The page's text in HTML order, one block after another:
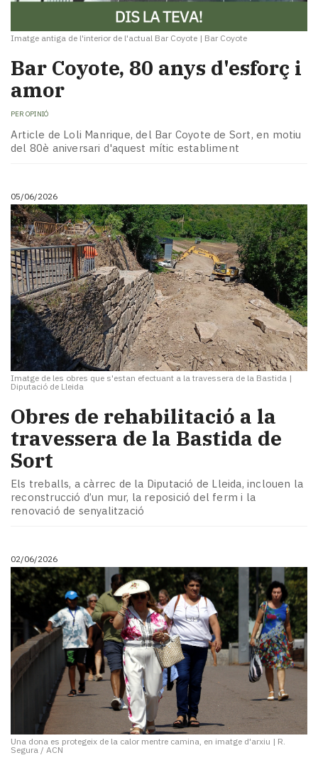
Imatge antiga de l'interior de l'actual Bar Coyote | Bar Coyote
Bar Coyote, 80 anys d'esforç i
amor
PER OPINIÓ
Article de Loli Manrique, del Bar Coyote de Sort, en motiu
del 80è aniversari d'aquest mític establiment
05/06/2026
Imatge de les obres que s'estan efectuant a la travessera de la Bastida |
Diputació de Lleida
Obres de rehabilitació a la
travessera de la Bastida de
Sort
Els treballs, a càrrec de la Diputació de Lleida, inclouen la
reconstrucció d’un mur, la reposició del ferm i la
renovació de senyalització
02/06/2026
Una dona es protegeix de la calor mentre camina, en imatge d'arxiu | R.
Segura / ACN